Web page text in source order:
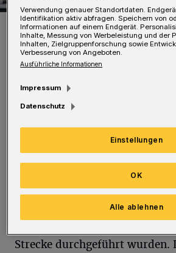
Die Brücken-Baustelle am Westring verlangt
Verkehrsteilnehmerinnen und -teilnehmern
ab.
Foto: Achim Otto
„Der Neubau der Brücke über
ist fertiggestellt. In den
fanden notwendige Arbeiten
Verkehrsteilnehmerinnen
teilweise nicht sichtbar waren,
Strecke durchgeführt wurden.
Verwendung genauer Standortdaten.
Identifikation aktiv abfragen. Speichern von
Informationen auf einem Endgerät.
Inhalte, Messung von Werbeleistung und der
Inhalten, Zielgruppenforschung sowie
Verbesserung von Angeboten.
Ausführliche Informationen
Impressum
Datenschutz
Einstellungen
Alle ablehnen
OK